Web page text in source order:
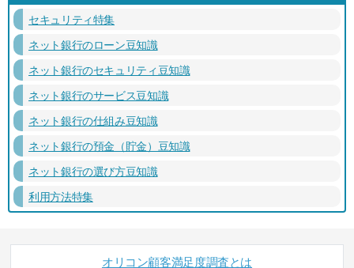
セキュリティ特集
ネット銀行のローン豆知識
ネット銀行のセキュリティ豆知識
ネット銀行のサービス豆知識
ネット銀行の仕組み豆知識
ネット銀行の預金（貯金）豆知識
ネット銀行の選び方豆知識
利用方法特集
オリコン顧客満足度調査とは